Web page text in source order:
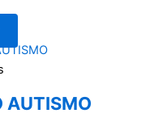
AUTISMO